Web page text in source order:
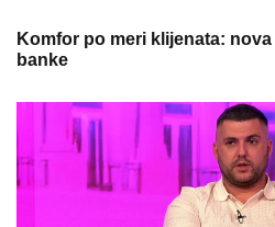
Komfor po meri klijenata:
banke